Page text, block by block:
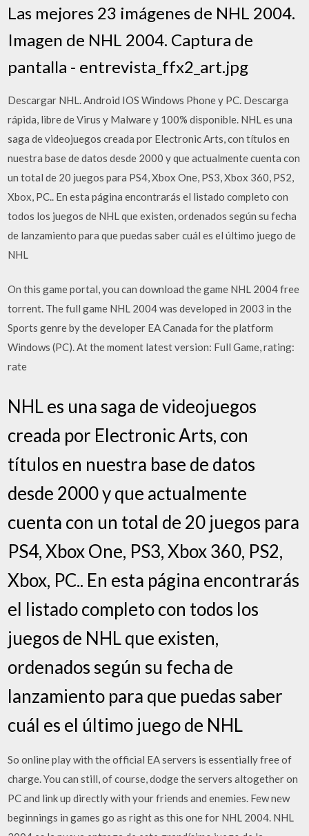
Las mejores 23 imágenes de NHL 2004.
Imagen de NHL 2004. Captura de
pantalla - entrevista_ffx2_art.jpg
Descargar NHL. Android IOS Windows Phone y PC. Descarga
rápida, libre de Virus y Malware y 100% disponible. NHL es una
saga de videojuegos creada por Electronic Arts, con títulos en
nuestra base de datos desde 2000 y que actualmente cuenta con
un total de 20 juegos para PS4, Xbox One, PS3, Xbox 360, PS2,
Xbox, PC.. En esta página encontrarás el listado completo con
todos los juegos de NHL que existen, ordenados según su fecha
de lanzamiento para que puedas saber cuál es el último juego de
NHL
On this game portal, you can download the game NHL 2004 free
torrent. The full game NHL 2004 was developed in 2003 in the
Sports genre by the developer EA Canada for the platform
Windows (PC). At the moment latest version: Full Game, rating:
rate
NHL es una saga de videojuegos
creada por Electronic Arts, con
títulos en nuestra base de datos
desde 2000 y que actualmente
cuenta con un total de 20 juegos para
PS4, Xbox One, PS3, Xbox 360, PS2,
Xbox, PC.. En esta página encontrarás
el listado completo con todos los
juegos de NHL que existen,
ordenados según su fecha de
lanzamiento para que puedas saber
cuál es el último juego de NHL
So online play with the official EA servers is essentially free of
charge. You can still, of course, dodge the servers altogether on
PC and link up directly with your friends and enemies. Few new
beginnings in games go as right as this one for NHL 2004. NHL